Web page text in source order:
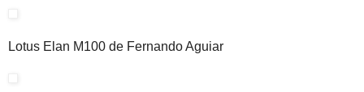
Lotus Elan M100 de Fernando Aguiar